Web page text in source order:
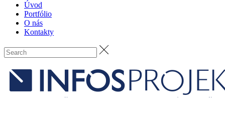
Úvod
Portfólio
O nás
Kontakty